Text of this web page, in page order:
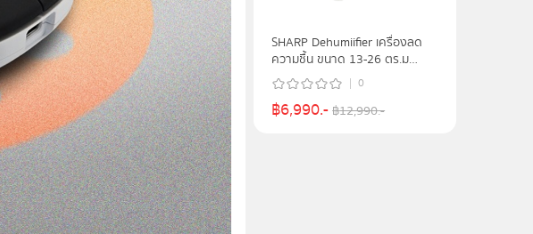
SHARP Dehumiifier เครื่องลด
ความชื้น ขนาด 13-26 ตร.ม
ความจุ 4.2 ลิตร รุ่น DW-D12A-
W
0
฿6,990.-฿12,990.-